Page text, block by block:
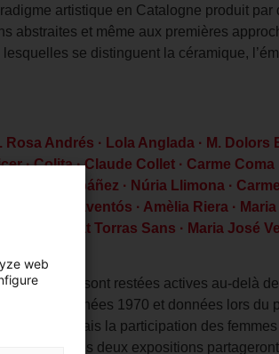
artistique en Catalogne produit par
abstraites et même aux premières
se distinguent la céramique,
Andrés · Lola Anglada · M. Dolors
· Colita · Claude Collet · Carme Coma
· Conxa Ibáñez · Núria Llimona ·
Raventós · Amèlia Riera ·
Montserrat Torras Sans · Maria José
celles qui sont restées actives au-delà
les années 1970 et données lors du
de Avui, mais la participation des
ici. Les deux expositions partageront
web